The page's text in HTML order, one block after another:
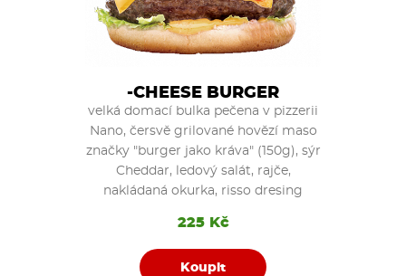
-CHEESE BURGER
velká domací bulka pečena v pizzerii
Nano, čersvě grilované hovězí maso
značky "burger jako kráva" (150g), sýr
Cheddar, ledový salát, rajče,
nakládaná okurka, risso dresing
225 Kč
Koupit